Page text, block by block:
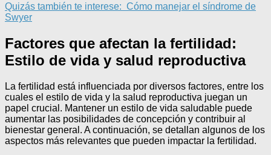
Quizás también te interese: Cómo manejar el síndrome de
Swyer
Factores que afectan la fertilidad:
Estilo de vida y salud reproductiva
La fertilidad está influenciada por diversos factores, entre los
cuales el estilo de vida y la salud reproductiva juegan un
papel crucial. Mantener un estilo de vida saludable puede
aumentar las posibilidades de concepción y contribuir al
bienestar general. A continuación, se detallan algunos de los
aspectos más relevantes que pueden impactar la fertilidad.